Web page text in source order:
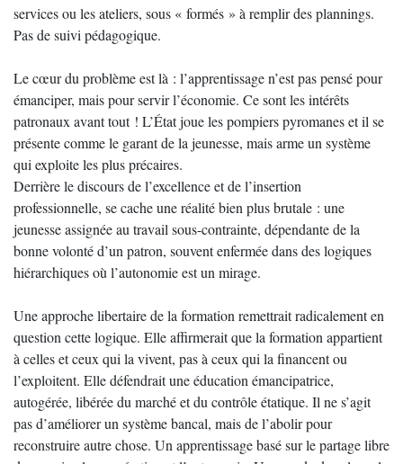
services ou les ateliers, sous « formés » à remplir des plannings.
Pas de suivi pédagogique.
Le cœur du problème est là : l’apprentissage n’est pas pensé pour
émanciper, mais pour servir l’économie. Ce sont les intérêts
patronaux avant tout ! L’État joue les pompiers pyromanes et il se
présente comme le garant de la jeunesse, mais arme un système
qui exploite les plus précaires.
Derrière le discours de l’excellence et de l’insertion
professionnelle, se cache une réalité bien plus brutale : une
jeunesse assignée au travail sous-contrainte, dépendante de la
bonne volonté d’un patron, souvent enfermée dans des logiques
hiérarchiques où l’autonomie est un mirage.
Une approche libertaire de la formation remettrait radicalement en
question cette logique. Elle affirmerait que la formation appartient
à celles et ceux qui la vivent, pas à ceux qui la financent ou
l’exploitent. Elle défendrait une éducation émancipatrice,
autogérée, libérée du marché et du contrôle étatique. Il ne s’agit
pas d’améliorer un système bancal, mais de l’abolir pour
reconstruire autre chose. Un apprentissage basé sur le partage libre